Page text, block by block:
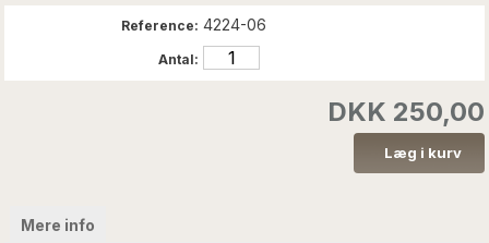
Reference: 4224-06
Antal:
DKK 250,00
Mere info